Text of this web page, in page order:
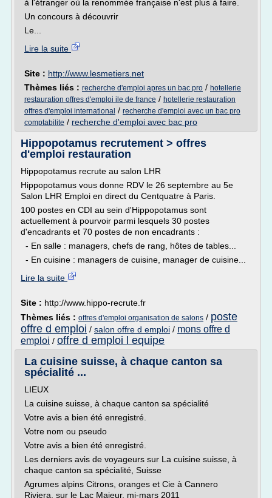
à l'étranger où la renommée française n'est plus à faire.
Un concours à découvrir
Le...
Lire la suite
Site : http://www.lesmetiers.net
Thèmes liés : recherche d'emploi apres un bac pro / hotellerie
restauration offres d'emploi ile de france / hotellerie restauration
offres d'emploi international / recherche d'emploi avec un bac pro
comptabilite / recherche d'emploi avec bac pro
Hippopotamus recrutement > offres
d'emploi restauration
Hippopotamus recrute au salon LHR
Hippopotamus vous donne RDV le 26 septembre au 5e
Salon LHR Emploi en direct du Centquatre à Paris.
100 postes en CDI au sein d'Hippopotamus sont
actuellement à pourvoir parmi lesquels 30 postes
d'encadrants et 70 postes de non encadrants :
- En salle : managers, chefs de rang, hôtes de tables...
- En cuisine : managers de cuisine, manager de cuisine...
Lire la suite
Site : http://www.hippo-recrute.fr
Thèmes liés : offres d'emploi organisation de salons / poste
offre d emploi / salon offre d emploi / mons offre d
emploi / offre d emploi l equipe
La cuisine suisse, à chaque canton sa
spécialité ...
LIEUX
La cuisine suisse, à chaque canton sa spécialité
Votre avis a bien été enregistré.
Votre nom ou pseudo
Votre avis a bien été enregistré.
Les derniers avis de voyageurs sur La cuisine suisse, à
chaque canton sa spécialité, Suisse
Agrumes alpins Citrons, oranges et Cie à Cannero
Riviera, sur le Lac Majeur, mi-mars 2011